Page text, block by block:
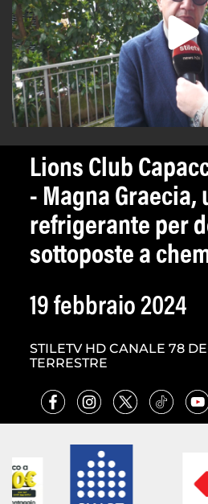
Lions Club
- Magna Graecia,
refrigerante per
sottoposte a
19 febbraio 2024
STILETV HD CANALE 78
TERRESTRE